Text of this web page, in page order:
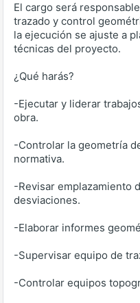
El cargo será
trazado y control
la ejecución se ajuste a
técnicas del proyecto.
¿Qué harás?
-Ejecutar y liderar
obra.
-Controlar la geometría
normativa.
-Revisar emplazamiento
desviaciones.
-Elaborar informes
-Supervisar equipo de
-Controlar equipos